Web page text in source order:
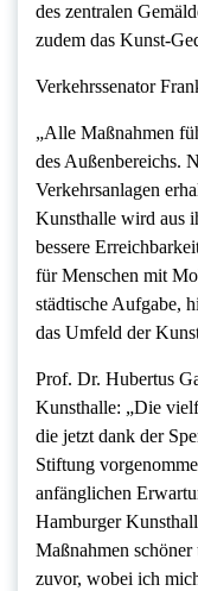
des zentralen
zudem das Kunst-
Verkehrssenator
„Alle Maßnahmen
des Außenbereichs.
Verkehrsanlagen
Kunsthalle wird aus
bessere
für Menschen mit
städtische Aufgabe,
das Umfeld der
Prof. Dr. Hubertus
Kunsthalle: „Die
die jetzt dank der
Stiftung
anfänglichen
Hamburger
Maßnahmen
zuvor, wobei ich